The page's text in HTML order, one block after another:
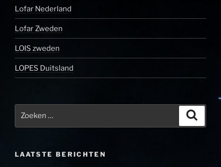
Lofar Nederland
Lofar Zweden
LOIS zweden
LOPES Duitsland
LAATSTE BERICHTEN